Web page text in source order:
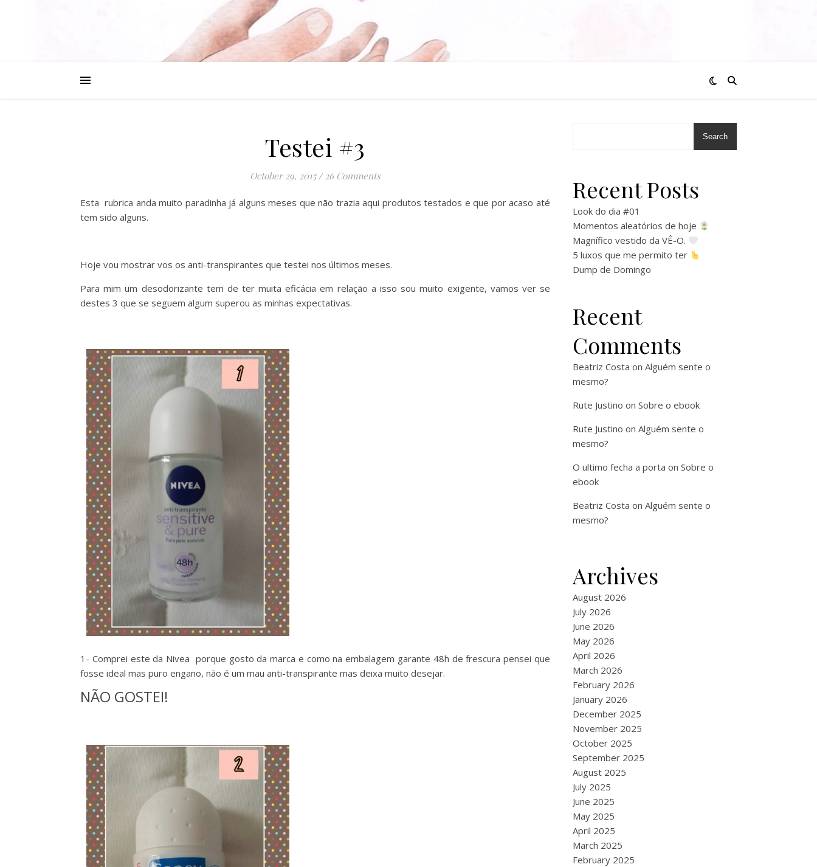
Testei #3
October 29, 2015 / 26 Comments
Esta rubrica anda muito paradinha já alguns meses que não trazia aqui produtos testados e que por acaso até
tem sido alguns.
Hoje vou mostrar vos os anti-transpirantes que testei nos últimos meses.
Para mim um desodorizante tem de ter muita eficácia em relação a isso sou muito exigente, vamos ver se
destes 3 que se seguem algum superou as minhas expectativas.
1- Comprei este da Nivea porque gosto da marca e como na embalagem garante 48h de frescura pensei que
fosse ideal mas puro engano, não é um mau anti-transpirante mas deixa muito desejar.
NÃO GOSTEI!
Search
Recent Posts
Look do dia #01
Momentos aleatórios de hoje
Magnífico vestido da VÊ-O.
5 luxos que me permito ter
Dump de Domingo
Recent
Comments
Beatriz Costa on Alguém sente o
mesmo?
Rute Justino on Sobre o ebook
Rute Justino on Alguém sente o
mesmo?
O ultimo fecha a porta on Sobre o
ebook
Beatriz Costa on Alguém sente o
mesmo?
Archives
August 2026
July 2026
June 2026
May 2026
April 2026
March 2026
February 2026
January 2026
December 2025
November 2025
October 2025
September 2025
August 2025
July 2025
June 2025
May 2025
April 2025
March 2025
February 2025